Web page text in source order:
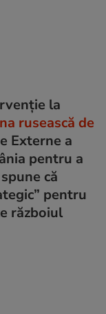
la
rusească de
Externe a
pentru a
că
pentru
războiul